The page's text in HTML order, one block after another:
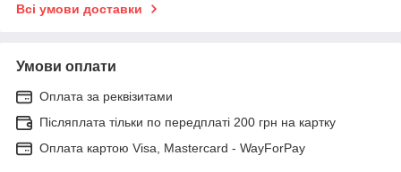
Всі умови доставки
Умови оплати
Оплата за реквізитами
Післяплата тільки по передплаті 200 грн на картку
Оплата картою Visa, Mastercard - WayForPay